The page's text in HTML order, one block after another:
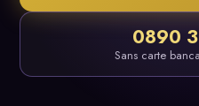
0890
Sans carte